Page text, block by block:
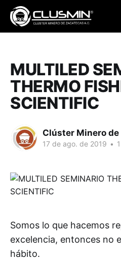
MULTILED
THERMO
SCIENTIFIC
Clúster Minero
17 de ago. de 2019 •
Somos lo que hacemos
excelencia, entonces no
hábito.